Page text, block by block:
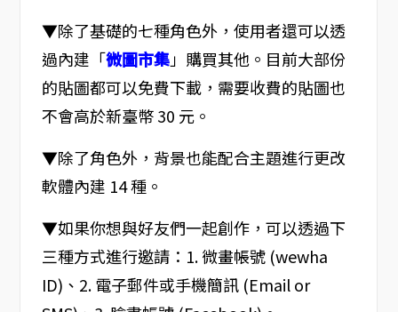
▼除了基礎的七種角色外，使用者還可以透
過內建「微圖市集」購買其他。目前大部份
的貼圖都可以免費下載，需要收費的貼圖也
不會高於新臺幣 30 元。
▼除了角色外，背景也能配合主題進行更改
軟體內建 14 種。
▼如果你想與好友們一起創作，可以透過下
三種方式進行邀請：1. 微畫帳號 (wewha
ID)、2. 電子郵件或手機簡訊 (Email or